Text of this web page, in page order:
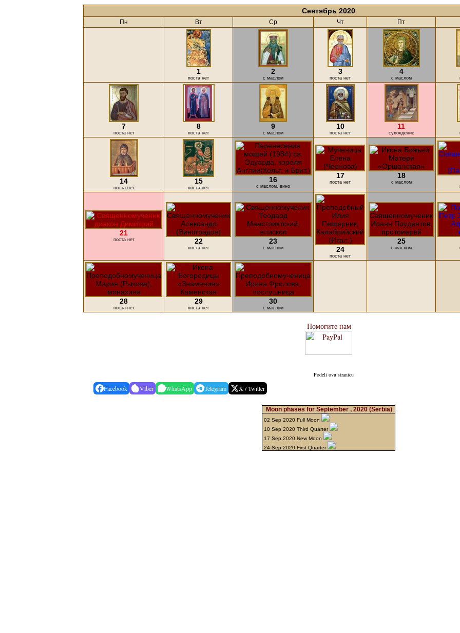
Сентябрь 2020
Пн Вт Ср Чт Пт
1
поста нет
2
с маслом
3
поста нет
4
с маслом
7
поста нет
8
поста нет
9
с маслом
10
поста нет
11
cухоядение
14
поста нет
15
поста нет
16
с маслом, вино
17
поста нет
18
с маслом
21
поста нет 22
поста нет
23
с маслом 24
поста нет
25
с маслом
28
поста нет
29
поста нет
30
с маслом
Помогите нам
Podeli ovu stranicu
Facebook Viber WhatsApp Telegram X / Twitter
Moon phases for September , 2020 (Serbia)
02 Sep 2020 Full Moon
10 Sep 2020 Third Quarter
17 Sep 2020 New Moon
24 Sep 2020 First Quarter